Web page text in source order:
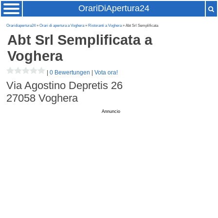
OrariDiApertura24
Oraridiapertura24»Orari di apertura a Voghera» Ristoranti a Voghera» Abt Srl Semplificata
Abt Srl Semplificataa
Voghera
|0 Bewertungen |Vota ora!
Via Agostino Depretis 26
27058 Voghera
Annuncio